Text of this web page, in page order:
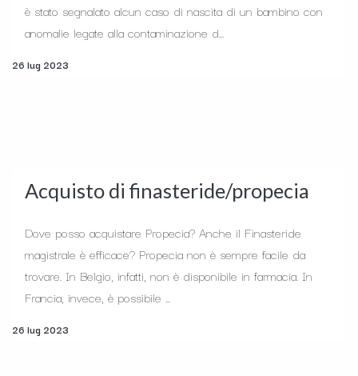
è stato segnalato alcun caso di nascita di un bambino con
anomalie legate alla contaminazione d...
26 lug 2023
Acquisto di finasteride/propecia
Dove posso acquistare Propecia? Anche il Finasteride
magistrale è efficace? Propecia non è sempre facile da
trovare. In Belgio, infatti, non è disponibile in farmacia. In
Francia, invece, è possibile ...
26 lug 2023